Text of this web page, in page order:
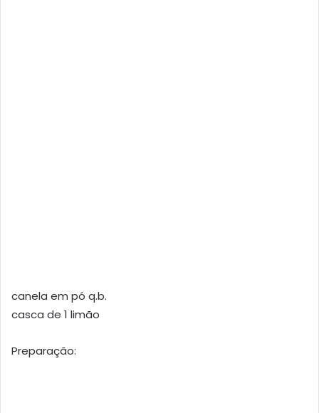
canela em pó q.b.
casca de 1 limão
Preparação: